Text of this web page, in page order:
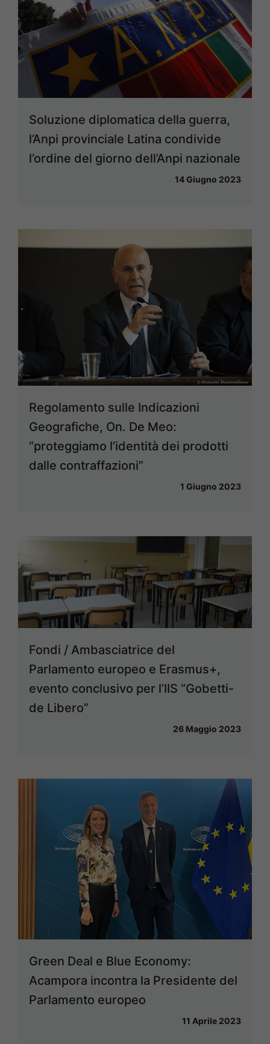
Soluzione diplomatica della guerra,
l’Anpi provinciale Latina condivide
l’ordine del giorno dell’Anpi nazionale
14 Giugno 2023
Regolamento sulle Indicazioni
Geografiche, On. De Meo:
“proteggiamo l’identità dei prodotti
dalle contraffazioni”
1 Giugno 2023
Fondi / Ambasciatrice del
Parlamento europeo e Erasmus+,
evento conclusivo per l’IIS “Gobetti-
de Libero”
26 Maggio 2023
Green Deal e Blue Economy:
Acampora incontra la Presidente del
Parlamento europeo
11 Aprile 2023